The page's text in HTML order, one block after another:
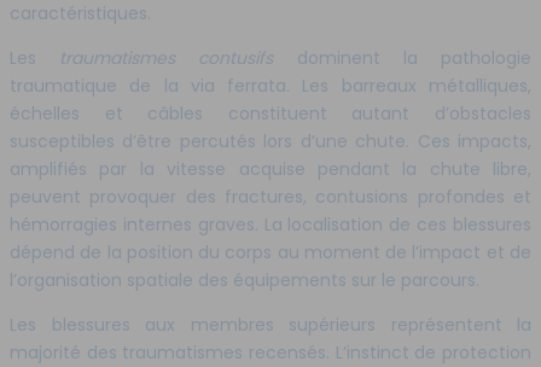
caractéristiques.
Les traumatismes contusifs dominent la pathologie
traumatique de la via ferrata. Les barreaux métalliques,
échelles et câbles constituent autant d’obstacles
susceptibles d’être percutés lors d’une chute. Ces impacts,
amplifiés par la vitesse acquise pendant la chute libre,
peuvent provoquer des fractures, contusions profondes et
hémorragies internes graves. La localisation de ces blessures
dépend de la position du corps au moment de l’impact et de
l’organisation spatiale des équipements sur le parcours.
Les blessures aux membres supérieurs représentent la
majorité des traumatismes recensés. L’instinct de protection